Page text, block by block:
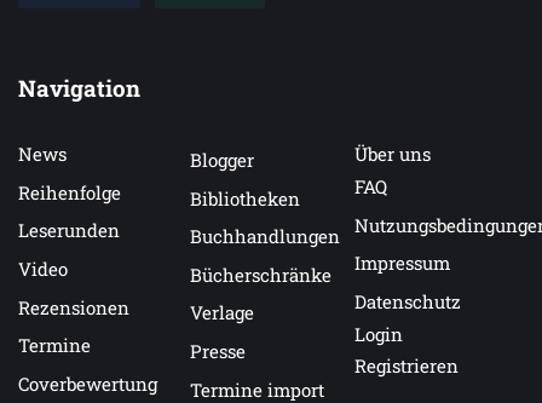
Navigation
News
Reihenfolge
Leserunden
Video
Rezensionen
Termine
Coverbewertung
Blogger
Bibliotheken
Buchhandlungen
Bücherschränke
Verlage
Presse
Termine import
Über uns
FAQ
Impressum
Datenschutz
Login
Registrieren